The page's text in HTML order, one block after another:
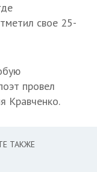
свое 25-
провел
Кравченко.
ТАКЖЕ